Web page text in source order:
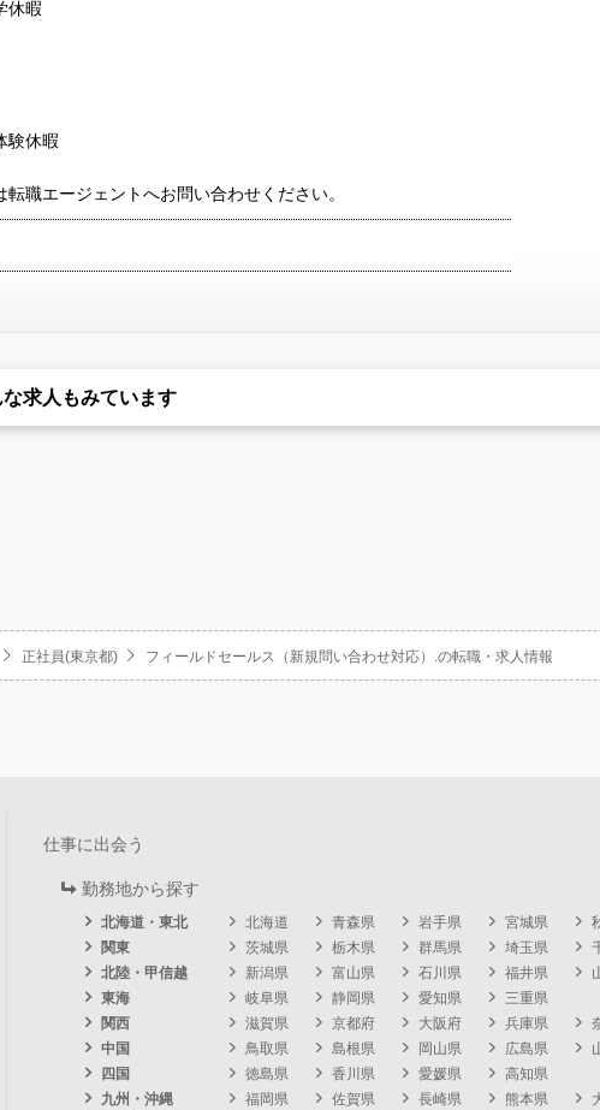
休暇
験休暇
職エージェントへお問い合わせください。
求人もみています
正社員(東京都) フィールドセールス（新規問い合わせ対応）.の転職・求人情報
仕事に出会う
勤務地から探す
北海道・東北 北海道 青森県 岩手県 宮城県
関東
茨城県 栃木県 群馬県 埼玉県
北陸・甲信越
新潟県 富山県 石川県 福井県
東海
岐阜県 静岡県 愛知県
三重県
関西
滋賀県 京都府 大阪府 兵庫県
中国
鳥取県 島根県 岡山県 広島県
四国
徳島県 香川県 愛媛県
高知県
九州・沖縄
福岡県 佐賀県 長崎県 熊本県